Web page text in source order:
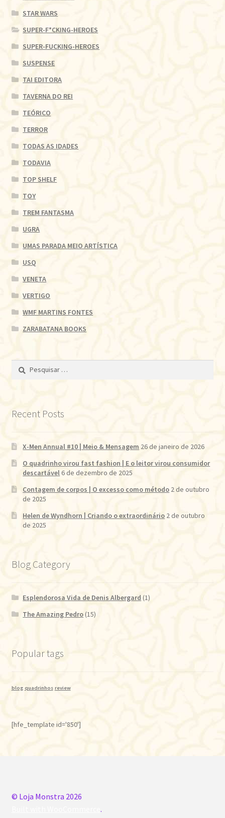
STAR WARS
SUPER-F*CKING-HEROES
SUPER-FUCKING-HEROES
SUSPENSE
TAI EDITORA
TAVERNA DO REI
TEÓRICO
TERROR
TODAS AS IDADES
TODAVIA
TOP SHELF
TOY
TREM FANTASMA
UGRA
UMAS PARADA MEIO ARTÍSTICA
USQ
VENETA
VERTIGO
WMF MARTINS FONTES
ZARABATANA BOOKS
Pesquisar
Recent Posts
X-Men Annual #10 | Meio & Mensagem 26 de janeiro de 2026
O quadrinho virou fast fashion | E o leitor virou consumidor
descartável 6 de dezembro de 2025
Contagem de corpos | O excesso como método 2 de outubro
de 2025
Helen de Wyndhorn | Criando o extraordinário 2 de outubro
de 2025
Blog Category
Esplendorosa Vida de Denis Albergard (1)
The Amazing Pedro(15)
Popular tags
blog quadrinhos review
[hfe_template id='850']
© Loja Monstra 2026
.